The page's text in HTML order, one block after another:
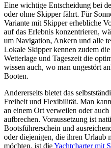
Eine wichtige Entscheidung bei
oder ohne Skipper fährt. Für
Variante mit Skipper erhebliche
auf das Erlebnis konzentrieren,
um Navigation, Ankern und alle
Lokale Skipper kennen zudem
Wetterlage und Tageszeit die
wissen auch, wo man ungestört
Booten.
Andererseits bietet das
Freiheit und Flexibilität. Man
an einem Ort verweilen oder
aufbrechen. Voraussetzung ist
Bootsführerschein und
oder diejenigen, die ihren Urlaub
möchten, ist dieYachtcharter mit